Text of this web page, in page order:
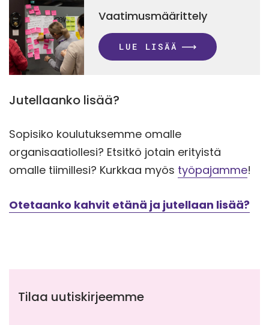
Vaatimusmäärittely
LUE LISÄÄ
Jutellaanko lisää?
Sopisiko koulutuksemme omalle
organisaatiollesi? Etsitkö jotain erityistä
omalle tiimillesi? Kurkkaa myös työpajamme!
Otetaanko kahvit etänä ja jutellaan lisää?
Tilaa uutiskirjeemme